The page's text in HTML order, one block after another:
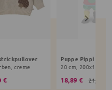
creme
€ 18,89 € 21,90 €